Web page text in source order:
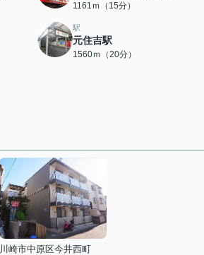
1161ｍ（15分）
駅
元住吉駅
1560ｍ（20分）
川崎市中原区今井西町